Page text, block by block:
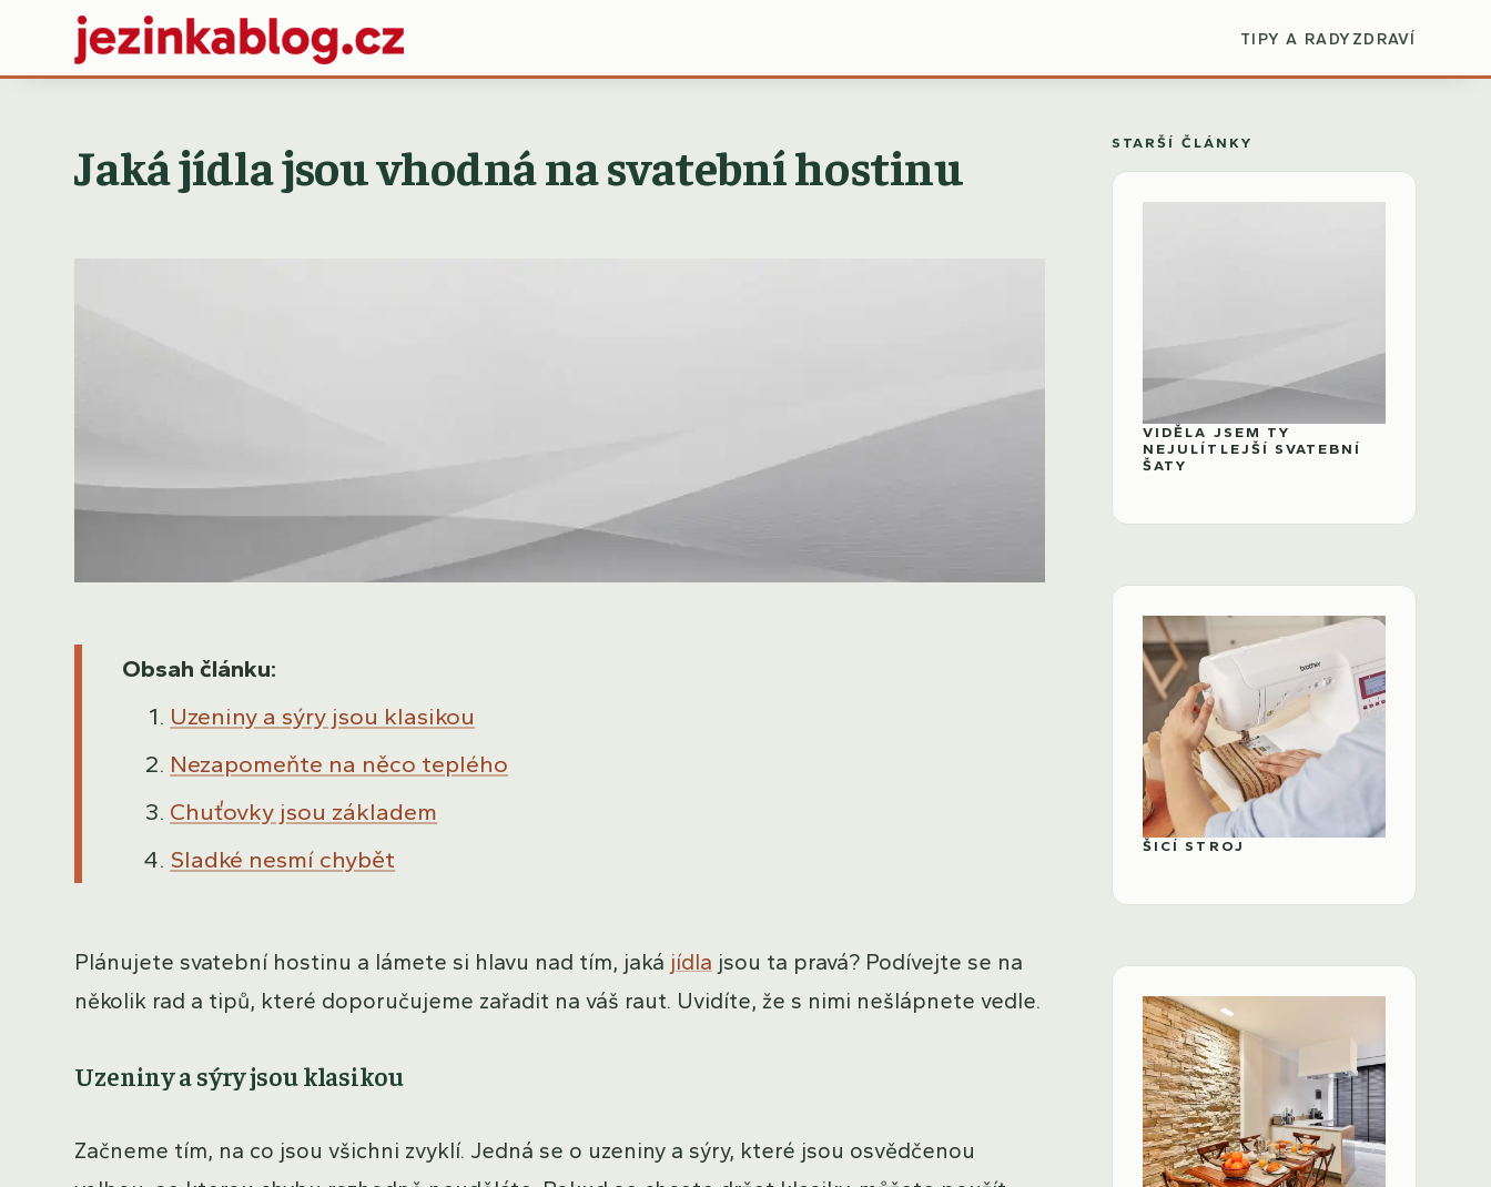
TIPY A RADY ZDRAVÍ
Jaká jídla jsou vhodná na svatební hostinu
Obsah článku:
Uzeniny a sýry jsou klasikou
Nezapomeňte na něco teplého
Chuťovky jsou základem
Sladké nesmí chybět
Plánujete svatební hostinu a lámete si hlavu nad tím, jaká jídla jsou ta pravá? Podívejte se na
několik rad a tipů, které doporučujeme zařadit na váš raut. Uvidíte, že s nimi nešlápnete vedle.
Uzeniny a sýry jsou klasikou
Začneme tím, na co jsou všichni zvyklí. Jedná se o uzeniny a sýry, které jsou osvědčenou
STARŠÍ ČLÁNKY
VIDĚLA JSEM TY
NEJULÍTLEJŠÍ SVATEBNÍ
ŠATY
ŠICÍ STROJ